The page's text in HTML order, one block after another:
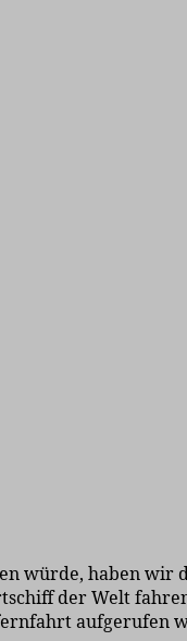
würde, haben
der Welt
aufgerufen